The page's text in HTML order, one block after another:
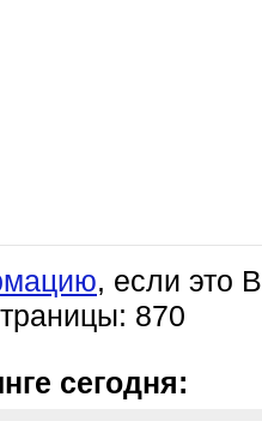
, если это
870
сегодня: